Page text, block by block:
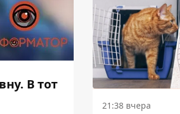
В тот
21:38 вчера